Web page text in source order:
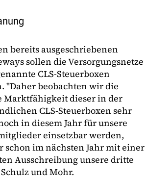
bereits ausgeschriebenen
sollen die Versorgungsnetze
CLS-Steuerboxen
"Daher beobachten wir die
Marktfähigkeit dieser in der
CLS-Steuerboxen sehr
in diesem Jahr für unsere
einsetzbar werden,
im nächsten Jahr mit einer
Ausschreibung unsere dritte
und Mohr.